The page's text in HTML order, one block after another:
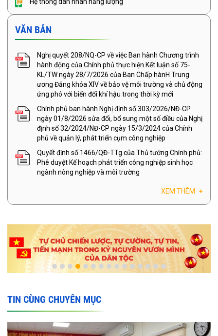
VĂN BẢN
Nghị quyết 208/NQ-CP về việc Ban hành Chương trình
hành động của Chính phủ thực hiện Kết luận số 75-
KL/TW ngày 28/7/2026 của Ban Chấp hànH Trung
ương Đảng khóa XIV về bảo vệ môi trường và chủ động
ứng phó với biến đổi khí hậu trong thời kỳ mới
Chính phủ ban hành Nghị định số 303/2026/NĐ-CP
ngày 01/8/2026 sửa đổi, bổ sung một số điều của Nghị
định số 32/2024/NĐ-CP ngày 15/3/2024 của Chính
phủ về quản lý, phát triển cụm công nghiệp
Quyết định số 1466/QĐ-TTg của Thủ tướng Chính phủ:
Phê duyệt Kế hoạch phát triển công nghiệp sinh học
ngành nông nghiệp và môi trường
XEM THÊM +
TIN CÙNG CHUYÊN MỤC